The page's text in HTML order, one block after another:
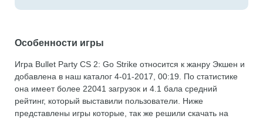
Особенности игры
Игра Bullet Party CS 2: Go Strike относится к жанру Экшен и
добавлена в наш каталог 4-01-2017, 00:19. По статистике
она имеет более 22041 загрузок и 4.1 бала средний
рейтинг, который выставили пользователи. Ниже
представлены игры которые, так же решили скачать на